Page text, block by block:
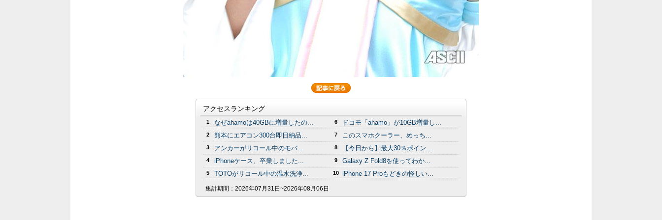
アクセスランキング
1 なぜahamoは40GBに増量したの...
2 熊本にエアコン300台即日納品...
3 アンカーがリコール中のモバ...
4 iPhoneケース、卒業しました...
5 TOTOがリコール中の温水洗浄...
6 ドコモ「ahamo」が10GB増量し...
7 このスマホクーラー、めっち...
8 【今日から】最大30％ポイン...
9 Galaxy Z Fold8を使ってわか...
10 iPhone 17 Proもどきの怪しい...
集計期間： 2026年07月31日~2026年08月06日